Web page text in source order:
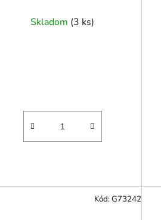
Skladom (3 ks)
Kód:G73242